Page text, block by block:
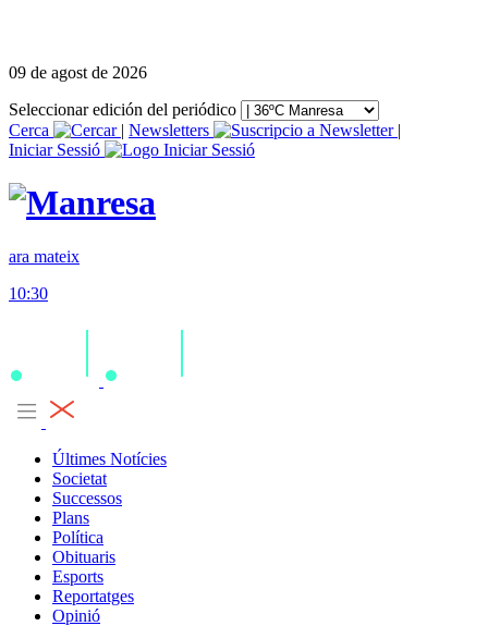
09 de agost de 2026
Seleccionar edición del periódico
Cerca
| Newsletters
|
Iniciar Sessió
ara mateix
10:30
Últimes Notícies
Societat
Successos
Plans
Política
Obituaris
Esports
Reportatges
Opinió